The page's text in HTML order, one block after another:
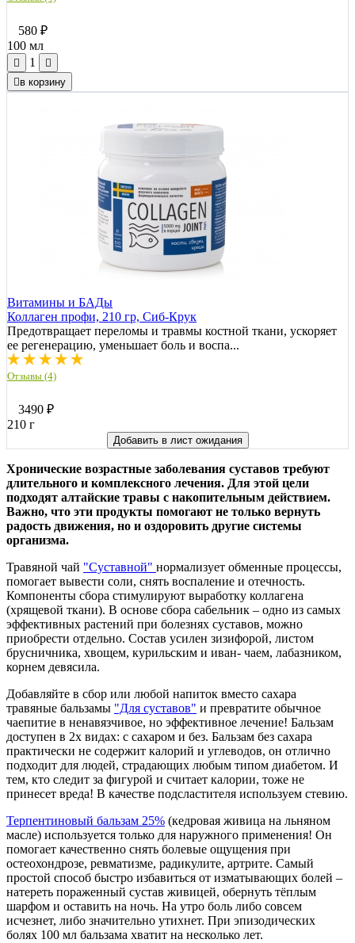
580 ₽
100 мл
1
в корзину
Витамины и БАДы
Коллаген профи, 210 гр, Сиб-Крук
Предотвращает переломы и травмы костной ткани, ускоряет
ее регенерацию, уменьшает боль и воспа...
Отзывы (4)
3490 ₽
210 г
Добавить в лист ожидания
Хронические возрастные заболевания суставов требуют
длительного и комплексного лечения. Для этой цели
подходят алтайские травы с накопительным действием.
Важно, что эти продукты помогают не только вернуть
радость движения, но и оздоровить другие системы
организма.
Травяной чай "Суставной" нормализует обменные процессы,
помогает вывести соли, снять воспаление и отечность.
Компоненты сбора стимулируют выработку коллагена
(хрящевой ткани). В основе сбора сабельник – одно из самых
эффективных растений при болезнях суставов, можно
приобрести отдельно. Состав усилен зизифорой, листом
брусничника, хвощем, курильским и иван- чаем, лабазником,
корнем девясила.
Добавляйте в сбор или любой напиток вместо сахара
травяные бальзамы "Для суставов" и превратите обычное
чаепитие в ненавязчивое, но эффективное лечение! Бальзам
доступен в 2х видах: с сахаром и без. Бальзам без сахара
практически не содержит калорий и углеводов, он отлично
подходит для людей, страдающих любым типом диабетом. И
тем, кто следит за фигурой и считает калории, тоже не
принесет вреда! В качестве подсластителя используем стевию.
Терпентиновый бальзам 25% (кедровая живица на льняном
масле) используется только для наружного применения! Он
помогает качественно снять болевые ощущения при
остеохондрозе, ревматизме, радикулите, артрите. Самый
простой способ быстро избавиться от изматывающих болей –
натереть пораженный сустав живицей, обернуть тёплым
шарфом и оставить на ночь. На утро боль либо совсем
исчезнет, либо значительно утихнет. При эпизодических
болях 100 мл бальзама хватит на несколько лет.